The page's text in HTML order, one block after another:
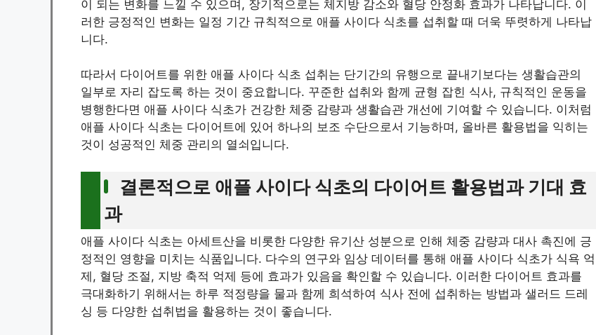
이 되는 변화를 느낄 수 있으며, 장기적으로는 체지방 감소와 혈당 안정화 효과가 나타납니다. 이
러한 긍정적인 변화는 일정 기간 규칙적으로 애플 사이다 식초를 섭취할 때 더욱 뚜렷하게 나타납
니다.
따라서 다이어트를 위한 애플 사이다 식초 섭취는 단기간의 유행으로 끝내기보다는 생활습관의
일부로 자리 잡도록 하는 것이 중요합니다. 꾸준한 섭취와 함께 균형 잡힌 식사, 규칙적인 운동을
병행한다면 애플 사이다 식초가 건강한 체중 감량과 생활습관 개선에 기여할 수 있습니다. 이처럼
애플 사이다 식초는 다이어트에 있어 하나의 보조 수단으로서 기능하며, 올바른 활용법을 익히는
것이 성공적인 체중 관리의 열쇠입니다.
결론적으로 애플 사이다 식초의 다이어트 활용법과 기대 효
과
애플 사이다 식초는 아세트산을 비롯한 다양한 유기산 성분으로 인해 체중 감량과 대사 촉진에 긍
정적인 영향을 미치는 식품입니다. 다수의 연구와 임상 데이터를 통해 애플 사이다 식초가 식욕 억
제, 혈당 조절, 지방 축적 억제 등에 효과가 있음을 확인할 수 있습니다. 이러한 다이어트 효과를
극대화하기 위해서는 하루 적정량을 물과 함께 희석하여 식사 전에 섭취하는 방법과 샐러드 드레
싱 등 다양한 섭취법을 활용하는 것이 좋습니다.